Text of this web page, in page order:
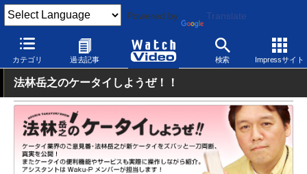
Powered by Translate
カテゴリ 過去記事 検索 Impressサイト
Watch Video 発表会 その他
法林岳之のケータイしようぜ！！